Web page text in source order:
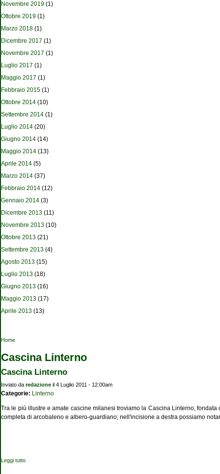
Novembre 2019 (1)
Ottobre 2019 (1)
Marzo 2018 (1)
Dicembre 2017 (1)
Novembre 2017 (1)
Luglio 2017 (1)
Maggio 2017 (1)
Febbraio 2015 (1)
Ottobre 2014 (10)
Settembre 2014 (1)
Luglio 2014 (20)
Giugno 2014 (14)
Maggio 2014 (13)
Aprile 2014 (5)
Marzo 2014 (37)
Febbraio 2014 (12)
Gennaio 2014 (3)
Dicembre 2013 (11)
Novembre 2013 (10)
Ottobre 2013 (21)
Settembre 2013 (4)
Agosto 2013 (15)
Luglio 2013 (18)
Giugno 2013 (16)
Maggio 2013 (17)
Aprile 2013 (13)
Tu sei qui
Home
Cascina Linterno
Cascina Linterno
Inviato da redazione il 4 Luglio 2011 - 12:00am
Categorie: Linterno
Tra le più illustre e amate cascine milanesi troviamo la Cascina Linterno,
completa di arcobaleno e albero-guardiano; nell'incisione a destra possiamo
Leggi tutto